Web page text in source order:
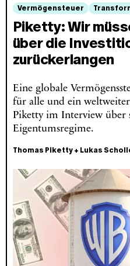
Vermögensteuer
Piketty: Wir
über die
zurückerlangen
Eine globale
für alle und ein
Piketty im Interview über
Eigentumsregime.
Thomas Piketty+ Lukas